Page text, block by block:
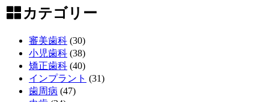
歯
科
ン
プ
カテゴリー
審美歯科 (30)
小児歯科 (38)
矯正歯科 (40)
インプラント (31)
歯周病 (47)